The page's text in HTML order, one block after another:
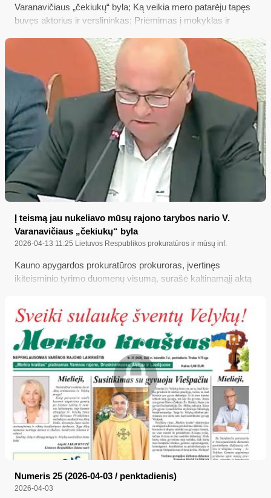
Varanavičiaus „čekiukų“ byla; Ką veikia mero patarėju tapęs
buvęs aktorius ir verslininkas; Priėmimas į mokyklas ir
apie pajamų deklaravimą?
Į teismą jau nukeliavo mūsų rajono tarybos nario V.
Varanavičiaus „čekiukų“ byla
2026-04-13 11:25 Lietuvos Respublikos prokuratūros ir mūsų inf.
Kauno apygardos prokuratūros prokuroras, įvertinęs
ikiteisminio tyrimo duomenų visumą, surašė kaltinamąjį aktą
kurioje Varėnos rajono savivaldybės tarybos narys Virginijus
Varanavičius kaltinamas sukčiavimu, piktnaudžiavimu,
dokumentų suklastojimu ir disponavimu jais – politikas
kaltinamas pasisavinęs per 6 tūkst. eurų...
Numeris 25 (2026-04-03 / penktadienis)
2026-04-03